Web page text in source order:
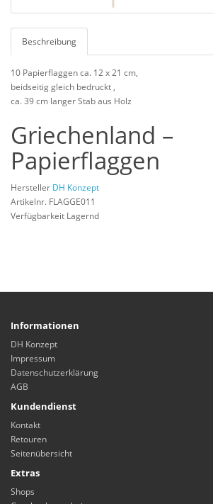
Beschreibung
10 Papierflaggen ca. 12 x 21 cm,
beidseitig gleich bedruckt ,
ca. 39 cm langer Stab aus Holz
Griechenland –
Papierflaggen
Hersteller DH Konzept
Artikelnr. FLAGGE011
Verfügbarkeit Lagernd
Informationen
DH Konzept
Impressum
Datenschutzerklärung
AGB
Kundendienst
Kontakt
Retouren
Seitenübersicht
Extras
Shops